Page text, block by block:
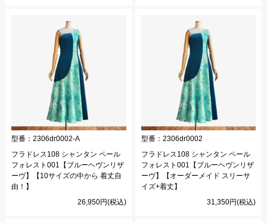
型番： 2306dr0002-A
フラドレス108 シャンタン ペール
フォレスト001【ブルーヘヴンリザ
ーヴ】【10サイズの中から 着丈自
由！】
26,950円(税込)
型番： 2306dr0002
フラドレス108 シャンタン ペール
フォレスト001【ブルーヘヴンリザ
ーヴ】【オーダーメイド スリーサ
イズ+着丈】
31,350円(税込)